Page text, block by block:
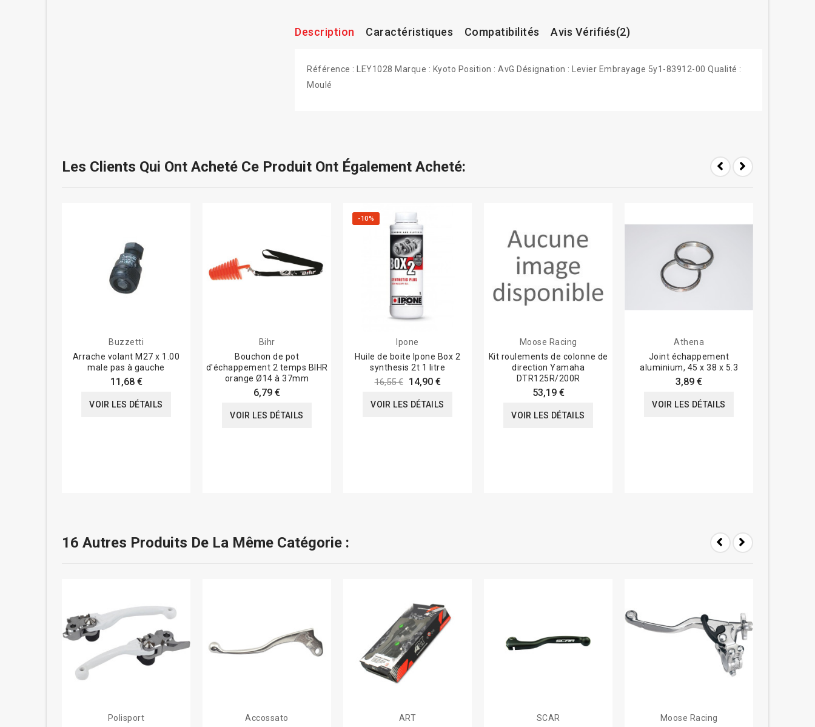
Description Caractéristiques Compatibilités Avis Vérifiés(2)
Référence : LEY1028 Marque : Kyoto Position : AvG Désignation : Levier Embrayage 5y1-83912-00 Qualité :
Moulé
Les Clients Qui Ont Acheté Ce Produit Ont Également Acheté:
Buzzetti
Arrache volant M27 x 1.00
male pas à gauche
11,68 €
VOIR LES DÉTAILS
Bihr
Bouchon de pot
d'échappement 2 temps BIHR
orange Ø14 à 37mm
6,79 €
VOIR LES DÉTAILS
-10%
Ipone
Huile de boite Ipone Box 2
synthesis 2t 1 litre
16,55 € 14,90 €
VOIR LES DÉTAILS
Moose Racing
Kit roulements de colonne de
direction Yamaha
DTR125R/200R
53,19 €
VOIR LES DÉTAILS
Athena
Joint échappement
aluminium, 45 x 38 x 5.3
3,89 €
VOIR LES DÉTAILS
16 Autres Produits De La Même Catégorie :
Polisport
Accossato
ART
SCAR
Moose Racing